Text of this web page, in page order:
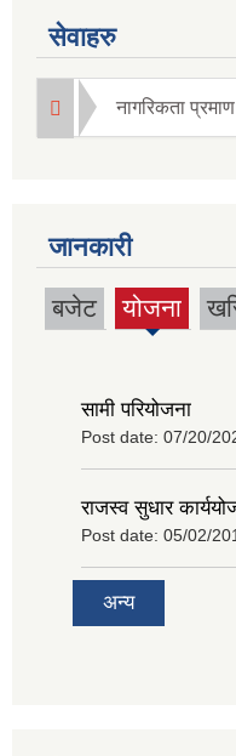
सेवाहरु
नागरिकता
जानकारी
बजेट योजना
(active
सामी परियोजना
Post date: 07/20/
राजस्व सुधार
Post date: 05/02/
अन्य